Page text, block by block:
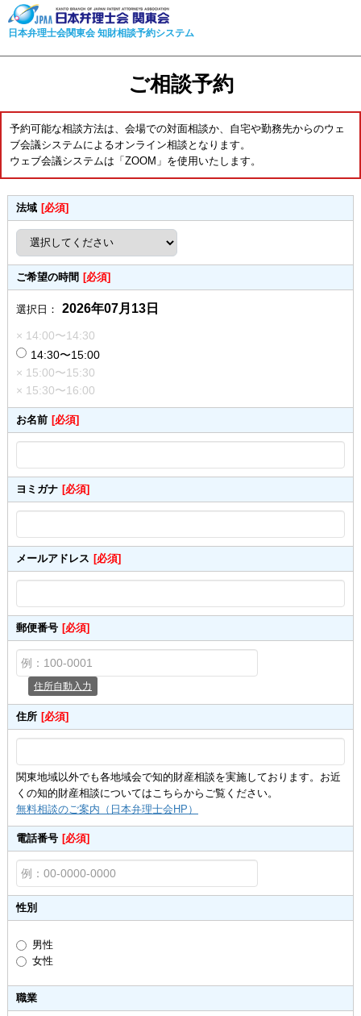
日本弁理士会関東会 知財相談予約システム
ご相談予約
予約可能な相談方法は、会場での対面相談か、自宅や勤務先からのウェ
ブ会議システムによるオンライン相談となります。
ウェブ会議システムは「ZOOM」を使用いたします。
法域 [必須]
ご希望の時間 [必須]
選択日： 2026年07月13日
× 14:00〜14:30
14:30〜15:00
× 15:00〜15:30
× 15:30〜16:00
お名前 [必須]
ヨミガナ [必須]
メールアドレス [必須]
郵便番号 [必須]
住所自動入力
住所 [必須]
関東地域以外でも各地域会で知的財産相談を実施しております。お近
くの知的財産相談についてはこちらからご覧ください。
無料相談のご案内（日本弁理士会HP）
電話番号 [必須]
性別
男性
女性
職業